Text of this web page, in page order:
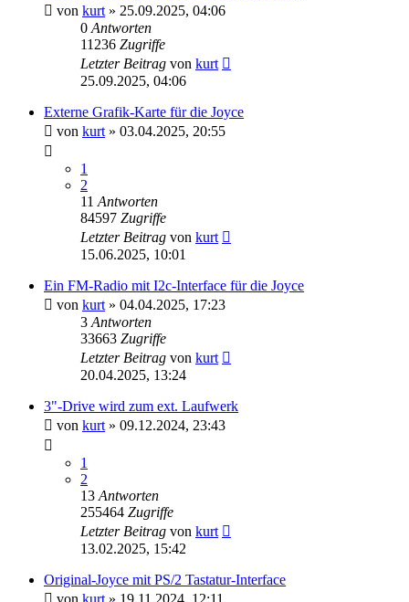
von kurt » 25.09.2025, 04:06
0 Antworten
11236 Zugriffe
Letzter Beitrag von kurt
25.09.2025, 04:06
Externe Grafik-Karte für die Joyce
von kurt » 03.04.2025, 20:55
1
2
11 Antworten
84597 Zugriffe
Letzter Beitrag von kurt
15.06.2025, 10:01
Ein FM-Radio mit I2c-Interface für die Joyce
von kurt » 04.04.2025, 17:23
3 Antworten
33663 Zugriffe
Letzter Beitrag von kurt
20.04.2025, 13:24
3"-Drive wird zum ext. Laufwerk
von kurt » 09.12.2024, 23:43
1
2
13 Antworten
255464 Zugriffe
Letzter Beitrag von kurt
13.02.2025, 15:42
Original-Joyce mit PS/2 Tastatur-Interface
von kurt » 19.11.2024, 12:11